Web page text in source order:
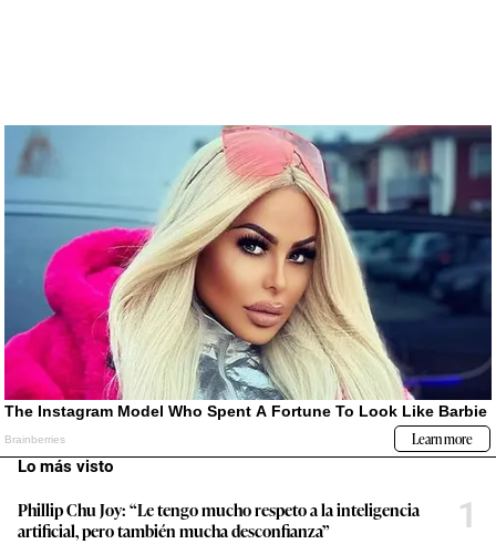
Lo más visto
Phillip Chu Joy: “Le tengo mucho respeto a la inteligencia
artificial, pero también mucha desconfianza”
1